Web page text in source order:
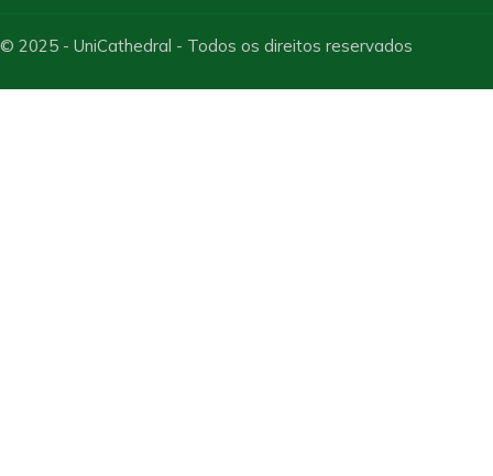
© 2025 - UniCathedral - Todos os direitos reservados